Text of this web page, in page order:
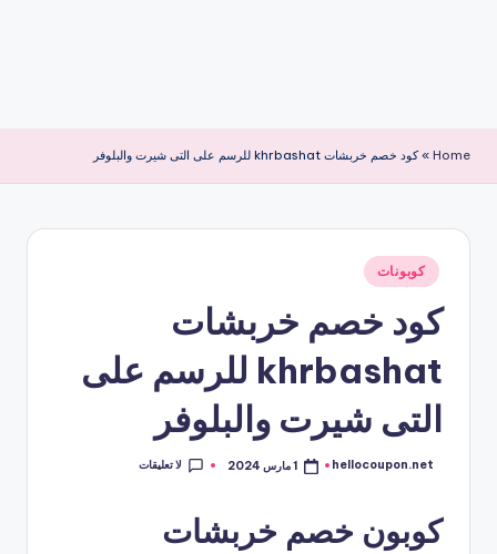
Home
»كود خصم خربشات khrbashat للرسم على التى شيرت والبلوفر
نُشر
في
كوبونات
كود خصم خربشات
khrbashat للرسم على
التى شيرت والبلوفر
تمّ
hellocoupon.net 1 مارس 2024 لا تعليقات
كوبون خصم خربشات